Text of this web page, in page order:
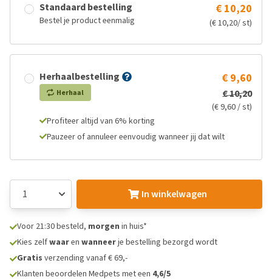
Standaard bestelling
Bestel je product eenmalig
€ 10,20
(€ 10,20/ st)
Herhaalbestelling
Herhaal
€ 9,60
€ 10,20
(€ 9,60 / st)
Profiteer altijd van 6% korting
Pauzeer of annuleer eenvoudig wanneer jij dat wilt
In winkelwagen
Voor 21:30 besteld, morgen in huis*
Kies zelfwaaren wanneerje bestelling bezorgd wordt
Gratis verzending vanaf € 69,-
Klanten beoordelen Medpets met een 4,6/5